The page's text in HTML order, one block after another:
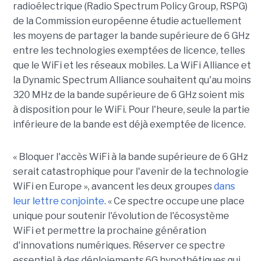
radioélectrique (Radio Spectrum Policy Group, RSPG)
de la Commission européenne étudie actuellement
les moyens de partager la bande supérieure de 6 GHz
entre les technologies exemptées de licence, telles
que le WiFi et les réseaux mobiles. La WiFi Alliance et
la Dynamic Spectrum Alliance souhaitent qu'au moins
320 MHz de la bande supérieure de 6 GHz soient mis
à disposition pour le WiFi. Pour l'heure, seule la partie
inférieure de la bande est déjà exemptée de licence.
« Bloquer l'accès WiFi à la bande supérieure de 6 GHz
serait catastrophique pour l'avenir de la technologie
WiFi en Europe », avancent les deux groupesdans
leur lettre conjointe. « Ce spectre occupe une place
unique pour soutenir l'évolution de l'écosystème
WiFi et permettre la prochaine génération
d'innovations numériques. Réserver ce spectre